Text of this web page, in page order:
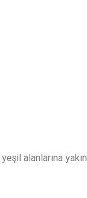
alanlarına yakın